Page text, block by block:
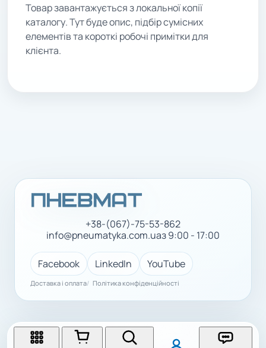
Товар завантажується з локальної копії
каталогу. Тут буде опис, підбір сумісних
елементів та короткі робочі примітки для
клієнта.
+38-(067)-75-53-862
info@pneumatyka.com.uaз 9:00 - 17:00
Facebook LinkedIn YouTube
Доставка і оплата Політика конфіденційності